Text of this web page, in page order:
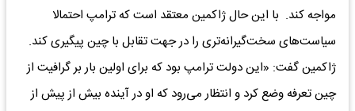
مواجه کند. با این حال ژاکمین معتقد است که ترامپ احتمالا
سیاست‌های سخت‌گیرانه‌تری را در جهت تقابل با چین پیگیری کند.
ژاکمین گفت: «این دولت ترامپ بود که برای اولین بار بر گرافیت از
چین تعرفه وضع کرد و انتظار می‌رود که او در آینده بیش از پیش از